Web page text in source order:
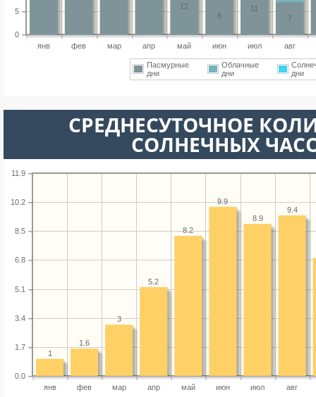
янв фев мар апр май июн июл авг
0
5
7
11
8
12
Пасмурные
дни
Облачные
дни
дни
СРЕДНЕСУТОЧНОЕ
СОЛНЕЧНЫХ
янв фев мар апр май июн июл авг
0.0
1.7
3.4
5.1
6.8
8.5
10.2
11.9
9.4
8.9
9.9
8.2
5.2
3
1.6
1